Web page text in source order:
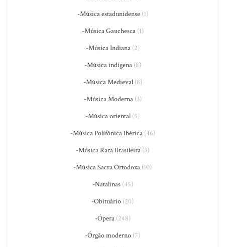
-Música estadunidense(1)
-Música Gauchesca(1)
-Música Indiana(2)
-Música indígena(8)
-Música Medieval(8)
-Música Moderna(3)
-Música oriental (5)
-Música Polifônica Ibérica(46)
-Música Rara Brasileira (3)
-Música Sacra Ortodoxa (10)
-Natalinas(45)
-Obituário (20)
-Ópera(248)
-Órgão moderno (7)